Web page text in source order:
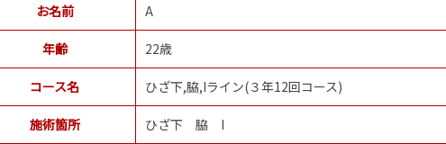
お名前 A
年齢 22歳
コース名 ひざ下,脇,Iライン(３年12回コース)
施術箇所 ひざ下 脇 I